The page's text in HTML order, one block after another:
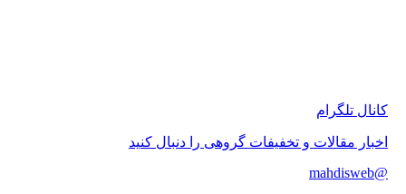
تلگرام
مقالات و تخفیفات گروهی را دنبال کنید